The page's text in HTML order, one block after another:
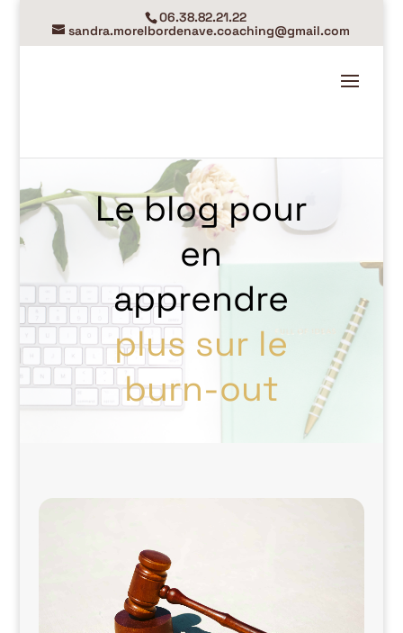
06.38.82.21.22
sandra.morelbordenave.coaching@gmail.com
Le blog pour
en
apprendre
plus sur le
burn-out